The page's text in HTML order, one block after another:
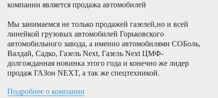
компании является продажа автомобилей
Мы занимаемся не только продажей газелей,но и всей
линейкой грузовых автомобилей Горьковского
автомобильного завода, а именно автомобилями СОБоль,
Валдай, Садко, Газель Next, Газель Next ЦМФ-
долгожданная новинка этого года и конечно же лидер
продаж ГАЗон NEXT, а так же спецтехникой.
Подробнее о компании